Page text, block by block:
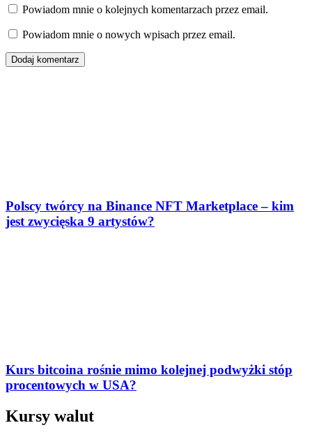
Powiadom mnie o kolejnych komentarzach przez email.
Powiadom mnie o nowych wpisach przez email.
Polscy twórcy na Binance NFT Marketplace – kim
jest zwycięska 9 artystów?
Kurs bitcoina rośnie mimo kolejnej podwyżki stóp
procentowych w USA?
Kursy walut